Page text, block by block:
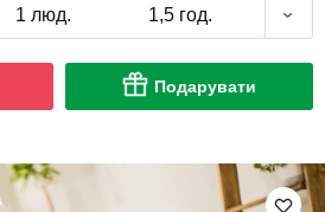
1 люд. 1,5 год.
Подарувати